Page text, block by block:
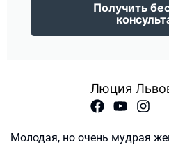
Получить
Люция
Молодая, но очень мудрая